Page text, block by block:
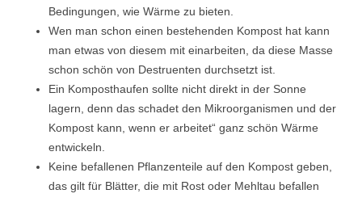
Bedingungen, wie Wärme zu bieten.
Wen man schon einen bestehenden Kompost hat kann
man etwas von diesem mit einarbeiten, da diese Masse
schon schön von Destruenten durchsetzt ist.
Ein Komposthaufen sollte nicht direkt in der Sonne
lagern, denn das schadet den Mikroorganismen und der
Kompost kann, wenn er arbeitet“ ganz schön Wärme
entwickeln.
Keine befallenen Pflanzenteile auf den Kompost geben,
das gilt für Blätter, die mit Rost oder Mehltau befallen